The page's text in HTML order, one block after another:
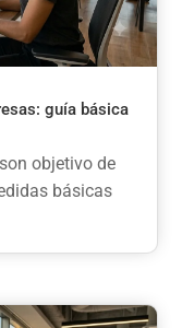
guía básica
objetivo de
básicas